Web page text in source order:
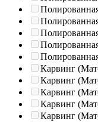
Карвинг
Карвинг
Карвинг
Карвинг
Карвинг